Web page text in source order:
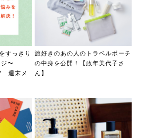
すっきり
〜
週末メ
旅好きのあの人のトラベルポーチ
の中身を公開！【政年美代子さ
ん】